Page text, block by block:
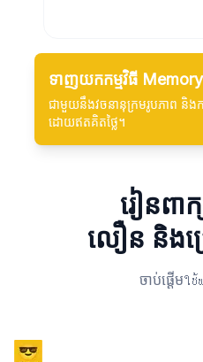
ទាញយកកម្មវិធី
ជាមួយនឹងវចនានុក្រមរូបភាព និងក
ដោយឥតគិតថ្លៃ។
រៀនពា
លឿន និងជ្
ចាប់ផ្តើមใ